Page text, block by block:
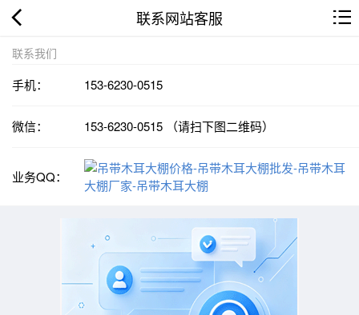
联系网站客服
联系我们
手机： 153-6230-0515
微信： 153-6230-0515 （请扫下图二维码）
业务QQ：